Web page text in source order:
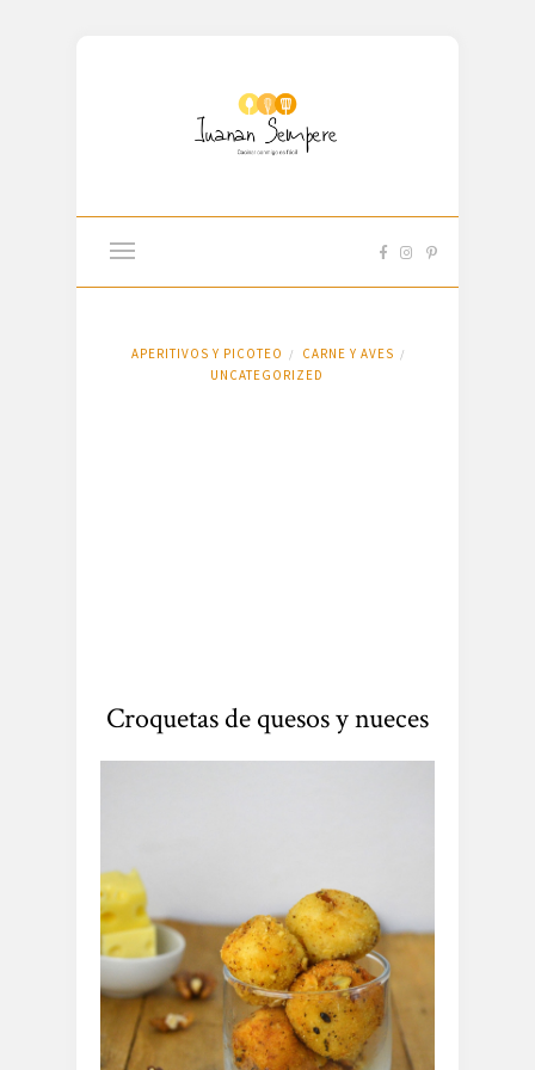
APERITIVOS Y PICOTEO / CARNE Y AVES /
UNCATEGORIZED
Croquetas de quesos y nueces